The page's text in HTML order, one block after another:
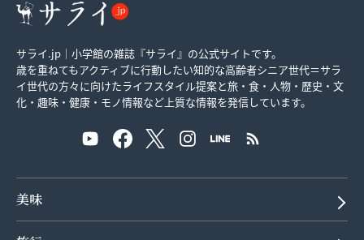
サライ.jp｜小学館の雑誌『サライ』の公式サイトです。
歳を重ねてもアクティブに行動したい知的な高齢者シニア世代＝サラ
イ世代の方々に向けたライフスタイル提案と旅・食・人物・歴史・文
化・趣味・健康・モノ情報など上質な情報を発信しています。
美味